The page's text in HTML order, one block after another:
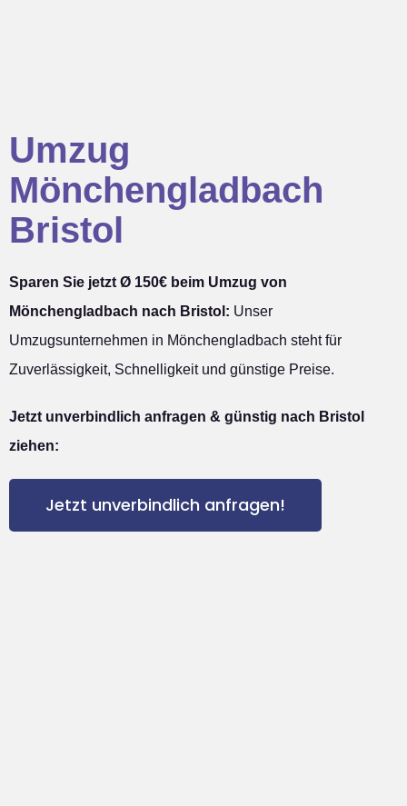
Umzug
Mönchengladbach
Bristol
Sparen Sie jetzt Ø 150€ beim Umzug von
Mönchengladbach nach Bristol: Unser
Umzugsunternehmen in Mönchengladbach steht für
Zuverlässigkeit, Schnelligkeit und günstige Preise.
Jetzt unverbindlich anfragen & günstig nach Bristol
ziehen:
Jetzt unverbindlich anfragen!